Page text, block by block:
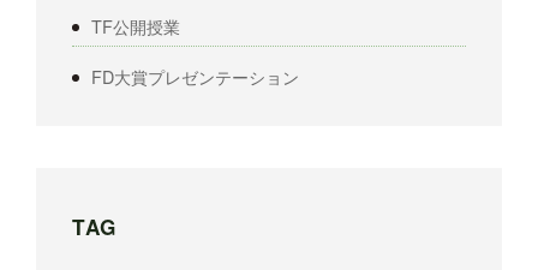
TF公開授業
FD大賞プレゼンテーション
TAG